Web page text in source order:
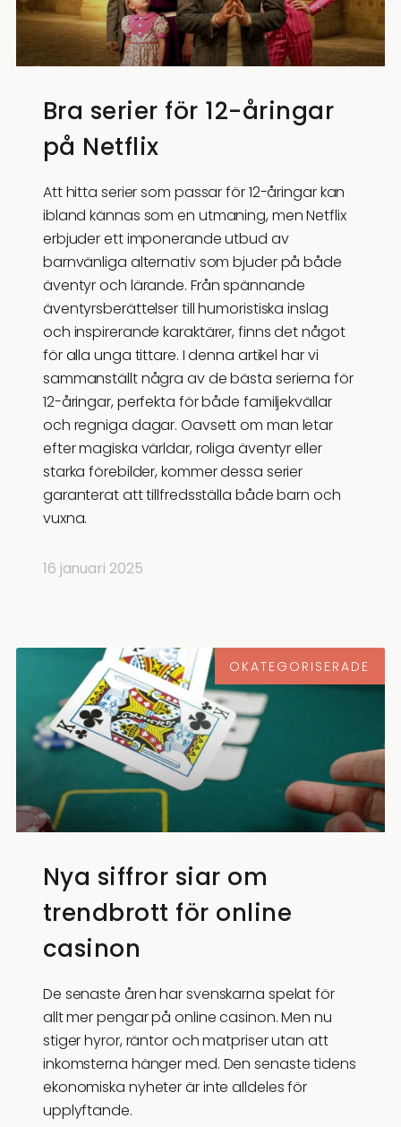
Bra serier för 12-åringar
på Netflix
Att hitta serier som passar för 12-åringar kan
ibland kännas som en utmaning, men Netflix
erbjuder ett imponerande utbud av
barnvänliga alternativ som bjuder på både
äventyr och lärande. Från spännande
äventyrsberättelser till humoristiska inslag
och inspirerande karaktärer, finns det något
för alla unga tittare. I denna artikel har vi
sammanställt några av de bästa serierna för
12-åringar, perfekta för både familjekvällar
och regniga dagar. Oavsett om man letar
efter magiska världar, roliga äventyr eller
starka förebilder, kommer dessa serier
garanterat att tillfredsställa både barn och
vuxna.
16 januari 2025
OKATEGORISERADE
Nya siffror siar om
trendbrott för online
casinon
De senaste åren har svenskarna spelat för
allt mer pengar på online casinon. Men nu
stiger hyror, räntor och matpriser utan att
inkomsterna hänger med. Den senaste tidens
ekonomiska nyheter är inte alldeles för
upplyftande.